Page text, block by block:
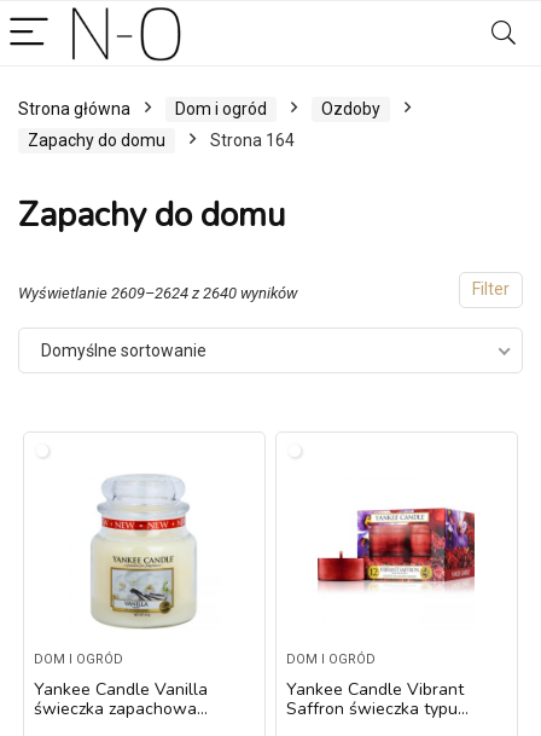
Strona główna Dom i ogród
Ozdoby
Zapachy do domu
Strona 164
Zapachy do domu
Filter
Wyświetlanie 2609–2624 z 2640 wyników
Domyślne sortowanie
DOM I OGRÓD
Yankee Candle Vanilla
świeczka zapachowa
DOM I OGRÓD
Yankee Candle Vibrant
Saffron świeczka typu